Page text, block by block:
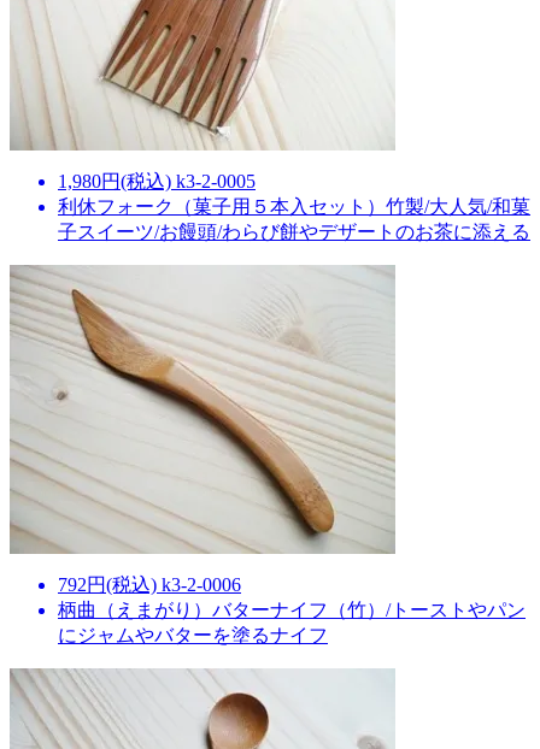
1,980円(税込) k3-2-0005
利休フォーク（菓子用５本入セット）竹製/大人気/和菓
子スイーツ/お饅頭/わらび餅やデザートのお茶に添える
792円(税込) k3-2-0006
柄曲（えまがり）バターナイフ（竹）/トーストやパン
にジャムやバターを塗るナイフ